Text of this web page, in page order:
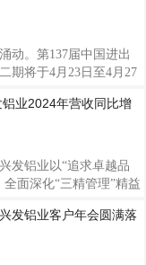
挂回铁链，形成
越品质服务向全球展示
伐，全力拓展国际市
业是中国先进铝型材制
项冠军企业，一直致力
业洞察市场需求进行产
景门系列、123W
动。第137届中国进出
期将于4月23日至4月27
的重要平台，也是企业
佳机会。兴发铝业作为
服务于一体的上市企
广交会，此次兴发铝业
14，诚邀海内外客户
户为本、品质为纲、创
值观，打造铝
铝业2024年营收同比增
发铝业以“追求卓越品
面深化“三精管理”精益
入及净利润的复合增长
经营指标持续向好，进
优势持续强化兴发铝业
发铝业客户年会圆满落